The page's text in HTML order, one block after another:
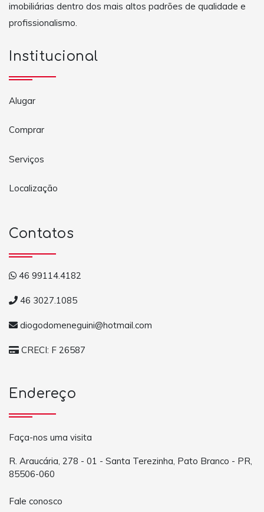
imobiliárias dentro dos mais altos padrões de qualidade e
profissionalismo.
Institucional
Alugar
Comprar
Serviços
Localização
Contatos
46 99114.4182
46 3027.1085
diogodomeneguini@hotmail.com
CRECI: F 26587
Endereço
Faça-nos uma visita
R. Araucária, 278 - 01 - Santa Terezinha, Pato Branco - PR,
85506-060
Fale conosco